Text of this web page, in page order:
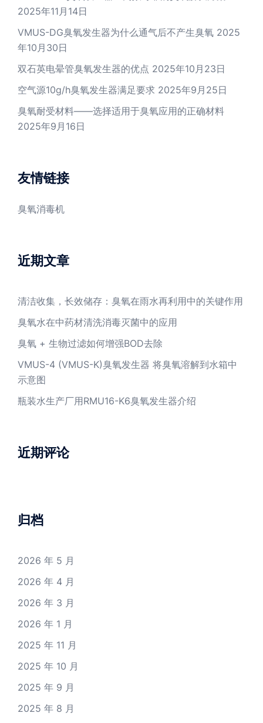
2025年11月14日
VMUS-DG臭氧发生器为什么通气后不产生臭氧 2025
年10月30日
双石英电晕管臭氧发生器的优点 2025年10月23日
空气源10g/h臭氧发生器满足要求 2025年9月25日
臭氧耐受材料——选择适用于臭氧应用的正确材料
2025年9月16日
友情链接
臭氧消毒机
近期文章
清洁收集，长效储存：臭氧在雨水再利用中的关键作用
臭氧水在中药材清洗消毒灭菌中的应用
臭氧 + 生物过滤如何增强BOD去除
VMUS-4 (VMUS-K)臭氧发生器 将臭氧溶解到水箱中
示意图
瓶装水生产厂用RMU16-K6臭氧发生器介绍
近期评论
归档
2026 年 5 月
2026 年 4 月
2026 年 3 月
2026 年 1 月
2025 年 11 月
2025 年 10 月
2025 年 9 月
2025 年 8 月